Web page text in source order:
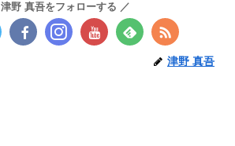
津野 真吾をフォローする
津野 真吾